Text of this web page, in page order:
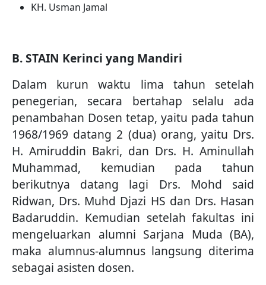
KH. Usman Jamal
B. STAIN Kerinci yang Mandiri
Dalam kurun waktu lima tahun setelah
penegerian, secara bertahap selalu ada
penambahan Dosen tetap, yaitu pada tahun
1968/1969 datang 2 (dua) orang, yaitu Drs.
H. Amiruddin Bakri, dan Drs. H. Aminullah
Muhammad, kemudian pada tahun
berikutnya datang lagi Drs. Mohd said
Ridwan, Drs. Muhd Djazi HS dan Drs. Hasan
Badaruddin. Kemudian setelah fakultas ini
mengeluarkan alumni Sarjana Muda (BA),
maka alumnus-alumnus langsung diterima
sebagai asisten dosen.